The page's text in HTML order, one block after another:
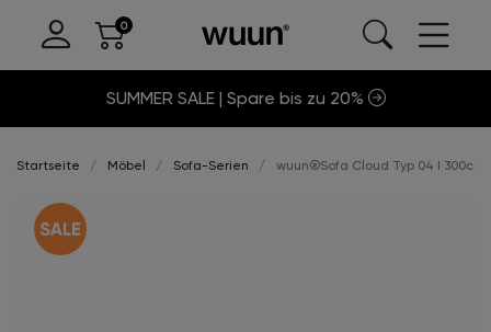
SUMMER SALE | Spare bis zu 20%
Startseite Möbel Sofa-Serien wuun®Sofa Cloud Typ 04 I 300cm